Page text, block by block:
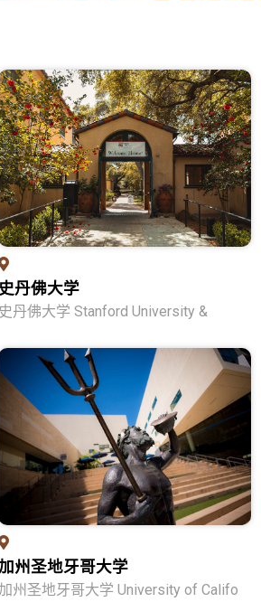
史丹佛大学
史丹佛大学 Stanford University &
加州圣地牙哥大学
加州圣地牙哥大学 University of Califo